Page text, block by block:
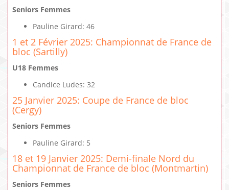
Seniors Femmes
Pauline Girard: 46
1 et 2 Février 2025: Championnat de France de
bloc (Sartilly)
U18 Femmes
Candice Ludes: 32
25 Janvier 2025: Coupe de France de bloc
(Cergy)
Seniors Femmes
Pauline Girard: 5
18 et 19 Janvier 2025: Demi-finale Nord du
Championnat de France de bloc (Montmartin)
Seniors Femmes